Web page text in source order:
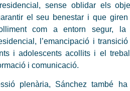
residencial, sense oblidar els
el seu benestar i que
com a entorn segur,
l’emancipació i
i adolescents acollits i el
i comunicació.
plenària, Sánchez també